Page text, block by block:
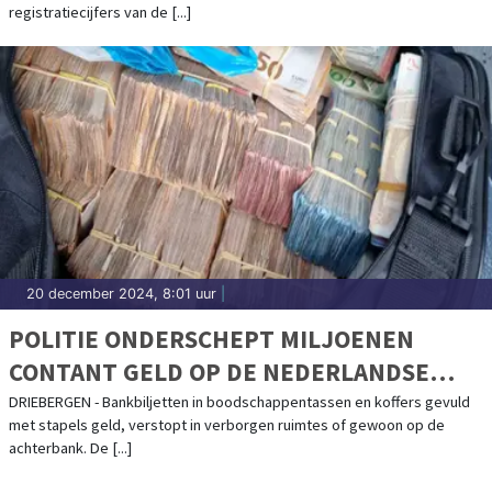
registratiecijfers van de [...]
20 december 2024, 8:01 uur
POLITIE ONDERSCHEPT MILJOENEN
CONTANT GELD OP DE NEDERLANDSE
WEGEN
DRIEBERGEN - Bankbiljetten in boodschappentassen en koffers gevuld
met stapels geld, verstopt in verborgen ruimtes of gewoon op de
achterbank. De [...]